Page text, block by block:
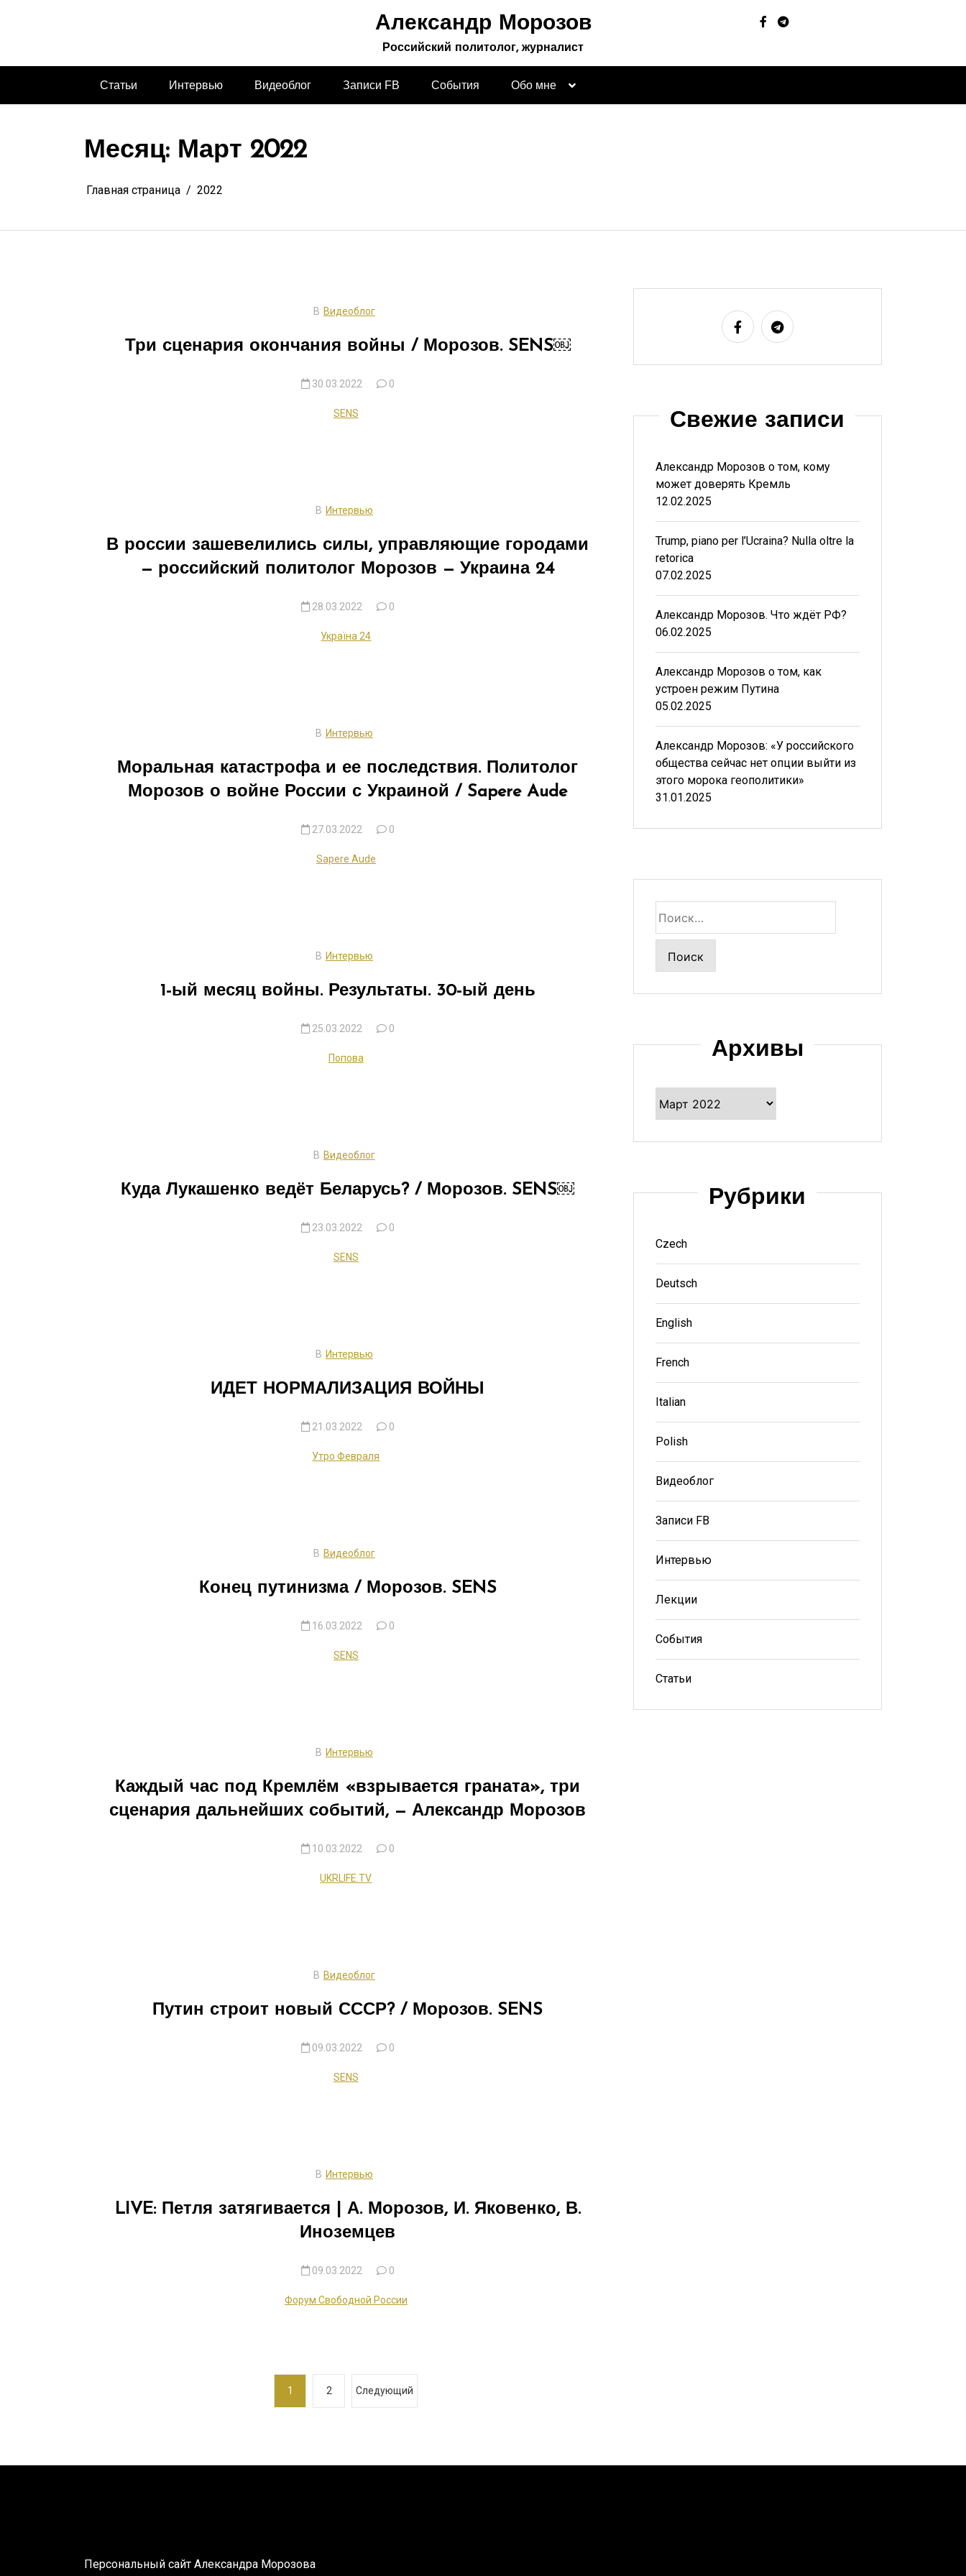
Александр Морозов
Российский политолог, журналист
Статьи Интервью Видеоблог Записи FB События Обо мне
Месяц: Март 2022
Главная страница 2022
В Видеоблог
Три сценария окончания войны / Морозов. SENS￼
30.03.2022 0
SENS
В Интервью
В россии зашевелились силы, управляющие городами
— российский политолог Морозов — Украина 24
28.03.2022 0
Україна 24
В Интервью
Моральная катастрофа и ее последствия. Политолог
Морозов о войне России с Украиной / Sapere Aude
27.03.2022 0
Sapere Aude
В Интервью
1-ый месяц войны. Результаты. 30-ый день
25.03.2022 0
Попова
В Видеоблог
Куда Лукашенко ведёт Беларусь? / Морозов. SENS￼
23.03.2022 0
SENS
В Интервью
ИДЕТ НОРМАЛИЗАЦИЯ ВОЙНЫ
21.03.2022 0
Утро Февраля
В Видеоблог
Конец путинизма / Морозов. SENS
16.03.2022 0
SENS
В Интервью
Каждый час под Кремлём «взрывается граната», три
сценария дальнейших событий, — Александр Морозов
10.03.2022 0
UKRLIFE.TV
В Видеоблог
Путин строит новый СССР? / Морозов. SENS
09.03.2022 0
SENS
В Интервью
LIVE: Петля затягивается | А. Морозов, И. Яковенко, В.
Иноземцев
09.03.2022 0
Форум Свободной России
1 2 Следующий
Свежие записи
Александр Морозов о том, кому
может доверять Кремль
12.02.2025
Trump, piano per l’Ucraina? Nulla oltre la
retorica
07.02.2025
Александр Морозов. Что ждёт РФ?
06.02.2025
Александр Морозов о том, как
устроен режим Путина
05.02.2025
Александр Морозов: «У российского
общества сейчас нет опции выйти из
этого морока геополитики»
31.01.2025
Архивы
Рубрики
Czech
Deutsch
English
French
Italian
Polish
Видеоблог
Записи FB
Интервью
Лекции
События
Статьи
Персональный сайт Александра Морозова